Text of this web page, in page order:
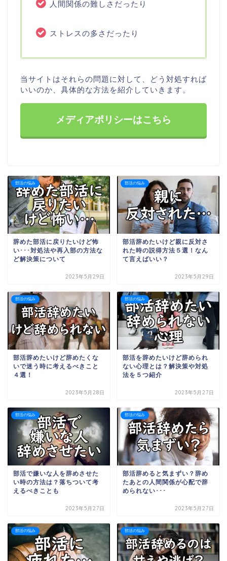
人間関係の難しさだったり
ストレスの多さだったり
当サイトはそれらの問題に対して、どう対処すれば
いいのか、具体的な方法を紹介していきます。
メディアポリシーはこちら
部活の悩み
辞めた部活に戻りたいけど怖
い･･･対処法や再入部の方法な
ど解決策について
2023年5月29日
部活の悩み
部活辞めたいけど親に反対さ
れた時の説得方法５選！なん
て言えばいい？
2023年5月29日
部活の悩み
部活辞めたいけど辞めたくな
いで迷う時に考えるべきこと
４選！
2023年5月28日
部活の悩み
部活を辞めたいけど辞められ
ない心理とは？解決策や対処
法を５つ紹介
2023年5月27日
部活の悩み
部活で嫌いな人を辞めさせた
い時の方法は？落ちついて考
えるべきことも
2023年5月27日
部活の悩み
部活辞めると気まずい？辞め
たあとの人間関係が心配で辞
められない･･･
2023年5月27日
部活の悩み 部活の悩み